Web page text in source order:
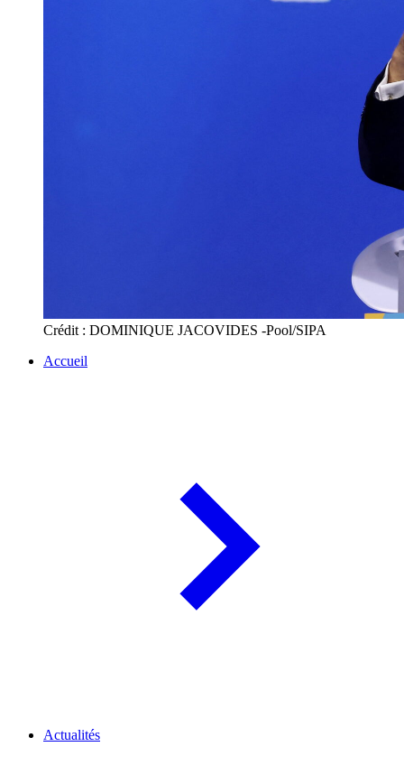
Crédit : DOMINIQUE JACOVIDES -Pool/SIPA
Accueil
Actualités